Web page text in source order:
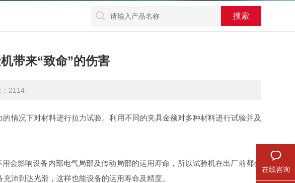
带来“致命”的伤害
2114
况下对材料进行拉力试验。利用不同的夹具金额对多种材料进行试验并及
影响设备内部电气局部及传动局部的运用寿命，所以试验机在出厂前都会
沛到达光滑，这样也能设备的运用寿命及精度。
在线咨询